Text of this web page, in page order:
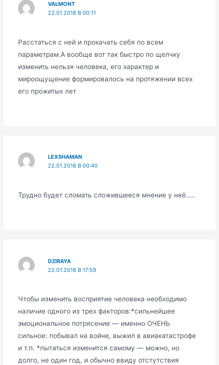
VALMONT
22.01.2018 В 00:11
Расстаться с ней и прокачать себя по всем
параметрам.А вообще вот так быстро по щелчку
изменить нельзя человека, его характер и
мироощущение формировалось на протяжении всех
его прожитых лет
LEXSHAMAN
22.01.2018 В 00:40
Трудно будет сломать сложившееся мнение у неё…..
DZIRAYA
22.01.2018 В 17:59
Чтобы изменить восприятие человека необходимо
наличие одного из трех факторов:*сильнейшее
эмоциональное потрясение — именно ОЧЕНЬ
сильное: побывал на войне, выжил в авиакатастрофе
и т.п. *пытаться изменится самому — можно, но
долго, не один год, и обычно ввиду отстутствия